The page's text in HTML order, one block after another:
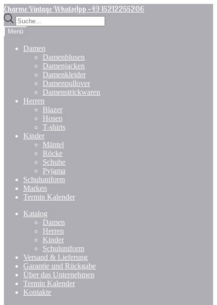
Zur
Navigation
springen
Zum
Inhalt
springen
Charme Vintage WhatsApp +49 15212255206
Products
search
Menü
Damen
Damenblusen
Damenjacken
Damenkleider
Damenpullover
Damenstrickwaren
Herren
Blazer
Hosen
T-shirts
Kinder
Mäntel
Röcke
Schuhe
Pyjama
Schuluniform
Marken
Termin Kalender
Katalog
Damen
Herren
Kinder
Schuluniform
Versand & Lieferung
Garantie und Rückgabe
Über das Unternehmen
Termin Kalender
Kontakte